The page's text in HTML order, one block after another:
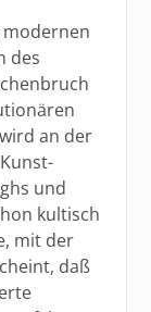
modernen
des
an der
und
kultisch
mit der
daß